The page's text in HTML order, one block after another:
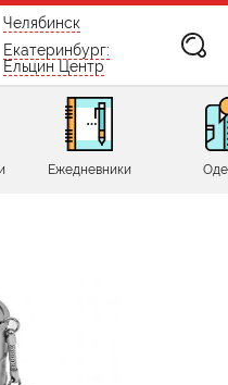
России
Челябинск
Екатеринбург:
Ельцин Центр
Ежедневники